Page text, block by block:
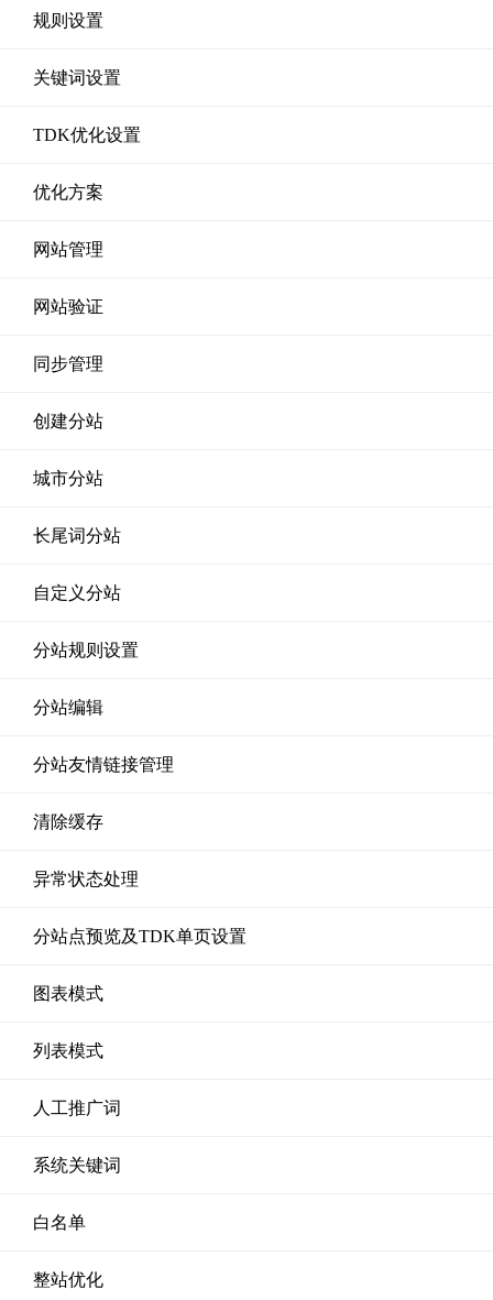
规则设置
关键词设置
TDK优化设置
优化方案
网站管理
网站验证
同步管理
创建分站
城市分站
长尾词分站
自定义分站
分站规则设置
分站编辑
分站友情链接管理
清除缓存
异常状态处理
分站点预览及TDK单页设置
图表模式
列表模式
人工推广词
系统关键词
白名单
整站优化